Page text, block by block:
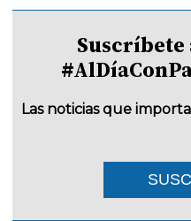
Las noticias que